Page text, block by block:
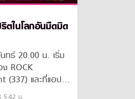
ตในโลกอันมืดมิด
ทร์ 20.00 น. เริ่ม
ROCK
(337) และที่แอป
5:42 น.